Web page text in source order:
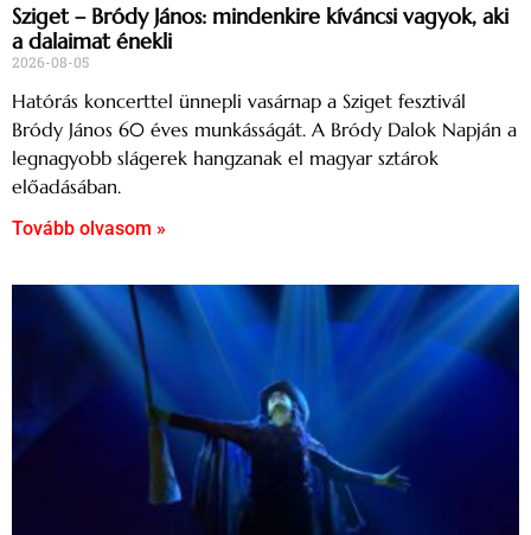
Sziget – Bródy János: mindenkire kíváncsi vagyok, aki
a dalaimat énekli
2026-08-05
Hatórás koncerttel ünnepli vasárnap a Sziget fesztivál
Bródy János 60 éves munkásságát. A Bródy Dalok Napján a
legnagyobb slágerek hangzanak el magyar sztárok
előadásában.
Tovább olvasom »